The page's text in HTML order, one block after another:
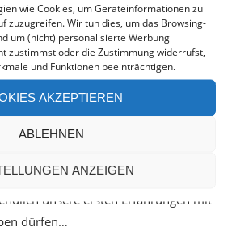
wie Cookies, um Geräteinformationen zu
zuzugreifen. Wir tun dies, um das Browsing-
um (nicht) personalisierte Werbung
zustimmst oder die Zustimmung widerrufst,
und Funktionen beeinträchtigen.
AKZEPTIEREN
ABLEHNEN
ANZEIGEN
LANDVERGNÜGEN – EIN
NRW
ein Ende, als wir am sonnigen
unsere ersten Erfahrungen mit
dürfen…